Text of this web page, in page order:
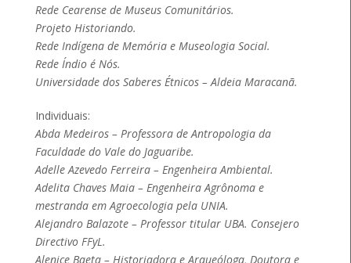
Rede Cearense de Museus Comunitários.
Projeto Historiando.
Rede Indígena de Memória e Museologia Social.
Rede Índio é Nós.
Universidade dos Saberes Étnicos – Aldeia Maracanã.
Individuais:
Abda Medeiros – Professora de Antropologia da
Faculdade do Vale do Jaguaribe.
Adelle Azevedo Ferreira – Engenheira Ambiental.
Adelita Chaves Maia – Engenheira Agrônoma e
mestranda em Agroecologia pela UNIA.
Alejandro Balazote – Professor titular UBA. Consejero
Directivo FFyL.
Alenice Baeta – Historiadora e Arqueóloga, Doutora e